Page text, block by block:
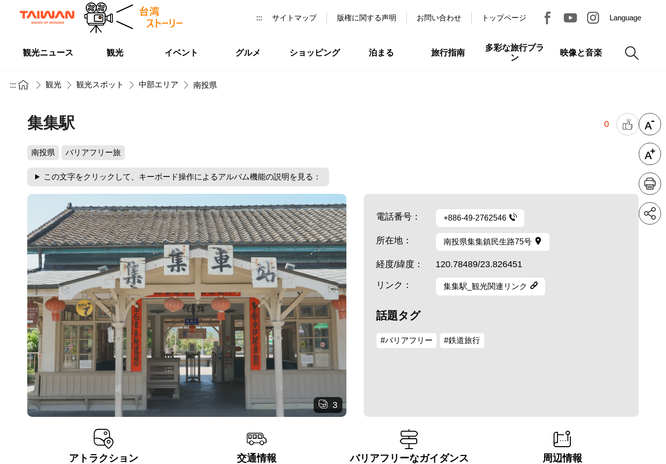
::: サイトマップ 版権に関する声明 お問い合わせ トップページ Language
観光ニュース 観光 イベント グルメ ショッピング 泊まる 旅行指南
多彩な旅行プラ
ン
映像と音楽
::: 観光 観光スポット 中部エリア 南投県
集集駅 0
南投県 バリアフリー旅
この文字をクリックして、キーボード操作によるアルバム機能の説明を見る：
3
電話番号： +886-49-2762546
所在地： 南投県集集鎮民生路75号
経度/緯度： 120.78489/23.826451
リンク： 集集駅_観光関連リンク
話題タグ
#バリアフリー #鉄道旅行
アトラクション 交通情報 バリアフリーなガイダンス 周辺情報